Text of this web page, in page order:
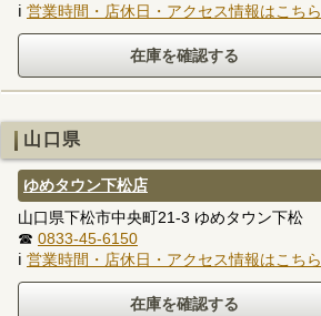
ℹ 営業時間・店休日・アクセス情報はこちら
山口県
ゆめタウン下松店
山口県下松市中央町21-3 ゆめタウン下松
☎ 0833-45-6150
ℹ 営業時間・店休日・アクセス情報はこちら